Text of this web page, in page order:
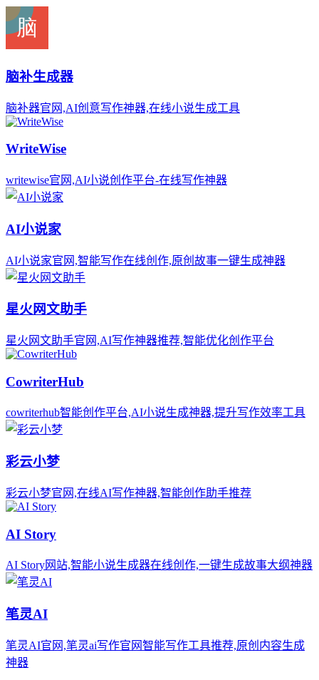
脑补生成器
脑补器官网,AI创意写作神器,在线小说生成工具
WriteWise
writewise官网,AI小说创作平台-在线写作神器
AI小说家
AI小说家官网,智能写作在线创作,原创故事一键生成神器
星火网文助手
星火网文助手官网,AI写作神器推荐,智能优化创作平台
CowriterHub
cowriterhub智能创作平台,AI小说生成神器,提升写作效率工具
彩云小梦
彩云小梦官网,在线AI写作神器,智能创作助手推荐
AI Story
AI Story网站,智能小说生成器在线创作,一键生成故事大纲神器
笔灵AI
笔灵AI官网,笔灵ai写作官网智能写作工具推荐,原创内容生成
神器